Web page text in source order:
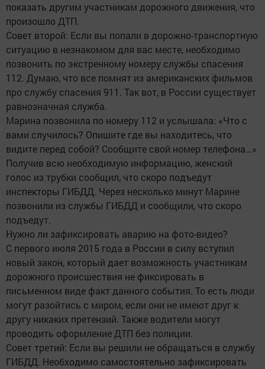
показать другим участникам дорожного движения, что
произошло ДТП.
Совет второй: Если вы попали в дорожно-транспортную
ситуацию в незнакомом для вас месте, необходимо
позвонить по экстренному номеру службы спасения
112. Думаю, что все помнят из американских фильмов
про службу спасения 911. Так вот, в России существует
равнозначная служба.
Марина позвонила по номеру 112 и услышала: «Что с
вами случилось? Опишите где вы находитесь, что
видите перед собой? Сообщите свой номер телефона…»
Получив всю необходимую информацию, женский
голос из трубки сообщил, что скоро подъедут
инспекторы ГИБДД. Через несколько минут Марине
позвонили из службы ГИБДД и сообщили, что скоро
подъедут.
Нужно ли зафиксировать аварию на фото-видео?
С первого июля 2015 года в России в силу вступил
новый закон, который дает возможность участникам
дорожного происшествия не фиксировать в
письменном виде факт данного события. То есть люди
могут разойтись с миром, если они не имеют друг к
другу никаких претензий. Также водители могут
проводить оформление ДТП без полиции.
Совет третий: Если вы решили не обращаться в службу
ГИБДД. Необходимо самостоятельно зафиксировать